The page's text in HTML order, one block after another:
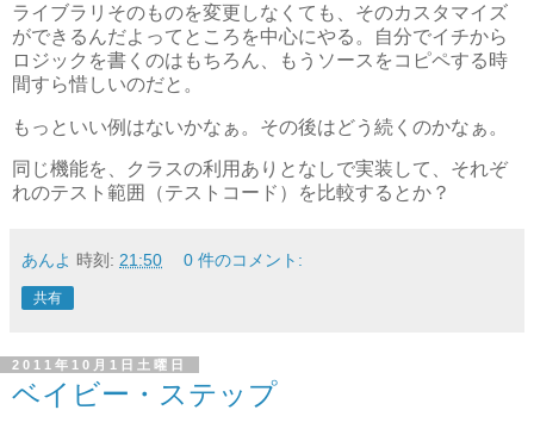
ライブラリそのものを変更しなくても、そのカスタマイズ
ができるんだよってところを中心にやる。自分でイチから
ロジックを書くのはもちろん、もうソースをコピペする時
間すら惜しいのだと。
もっといい例はないかなぁ。その後はどう続くのかなぁ。
同じ機能を、クラスの利用ありとなしで実装して、それぞ
れのテスト範囲（テストコード）を比較するとか？
あんよ 時刻: 21:50 0 件のコメント:
共有
2011年10月1日土曜日
ベイビー・ステップ